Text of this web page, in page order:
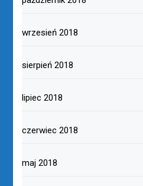
wrzesień 2018
sierpień 2018
lipiec 2018
czerwiec 2018
maj 2018